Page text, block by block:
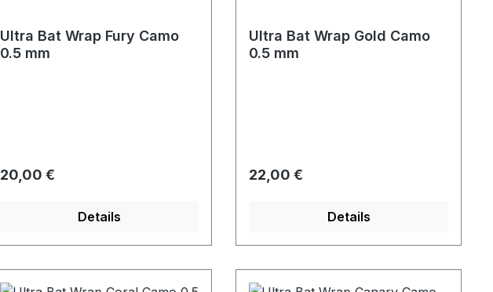
Ultra Bat Wrap Fury Camo
0.5 mm
Regulärer Preis:
20,00 €
Details
Ultra Bat Wrap Gold Camo
0.5 mm
Regulärer Preis:
22,00 €
Details